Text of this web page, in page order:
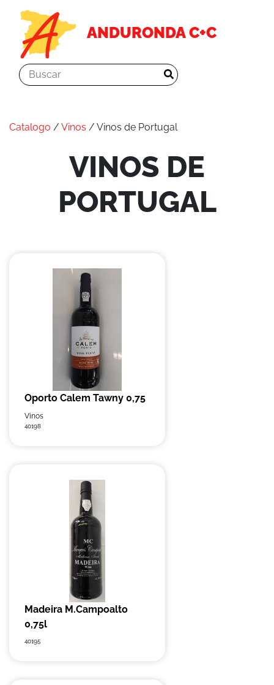
ANDURONDA C+C
Catalogo / Vinos / Vinos de Portugal
VINOS DE
PORTUGAL
Oporto Calem Tawny 0,75
Vinos
40198
Madeira M.Campoalto
0,75l
40195